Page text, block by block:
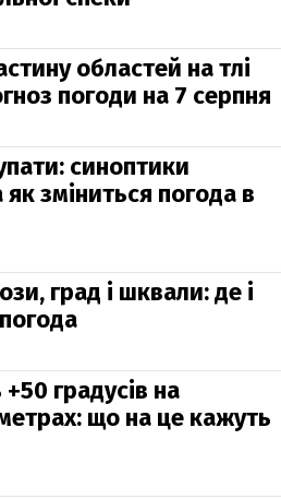
областей на тлі
погоди на 7 серпня
синоптики
зміниться погода в
град і шквали: де і
градусів на
що на це кажуть